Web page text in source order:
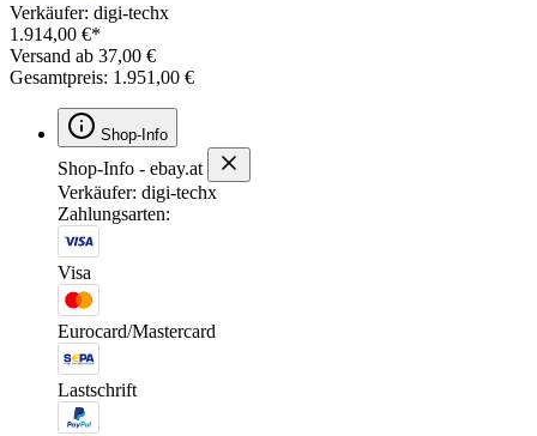
Verkäufer: digi-techx
1.914,00 €*
Versand ab 37,00 €
Gesamtpreis: 1.951,00 €
Shop-Info
Shop-Info - ebay.at
Verkäufer: digi-techx
Zahlungsarten:
Visa
Eurocard/Mastercard
Lastschrift